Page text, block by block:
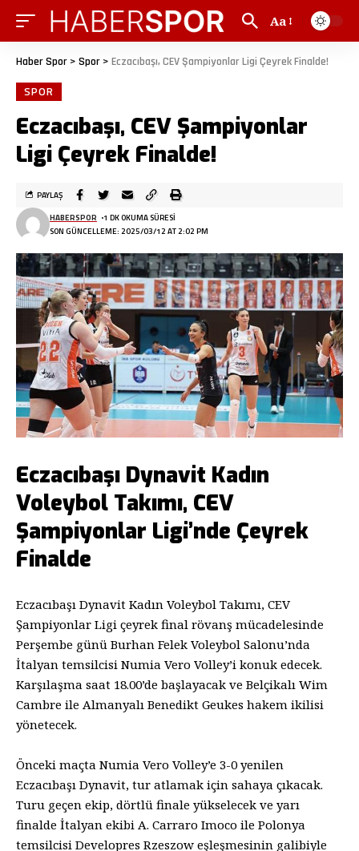
Aa
Haber Spor > Spor > Eczacıbaşı, CEV Şampiyonlar Ligi Çeyrek Finalde!
SPOR
Eczacıbaşı, CEV Şampiyonlar
Ligi Çeyrek Finalde!
SON GÜNCELLEME: 2025/03/12 AT 2:02 PM
HABERSPOR 1 DK OKUMA SÜRESI
PAYLAŞ
Eczacıbaşı Dynavit Kadın
Voleybol Takımı, CEV
Şampiyonlar Ligi’nde Çeyrek
Finalde
Eczacıbaşı Dynavit Kadın Voleybol Takımı, CEV
Şampiyonlar Ligi çeyrek final rövanş mücadelesinde
Perşembe günü Burhan Felek Voleybol Salonu’nda
İtalyan temsilcisi Numia Vero Volley’i konuk edecek.
Karşılaşma saat 18.00’de başlayacak ve Belçikalı Wim
Cambre ile Almanyalı Benedikt Geukes hakem ikilisi
yönetecek.
Önceki maçta Numia Vero Volley’e 3-0 yenilen
Eczacıbaşı Dynavit, tur atlamak için sahaya çıkacak.
Turu geçen ekip, dörtlü finale yükselecek ve yarı
finalde İtalyan ekibi A. Carraro Imoco ile Polonya
temsilcisi Developres Rzeszow eşleşmesinin galibiyle